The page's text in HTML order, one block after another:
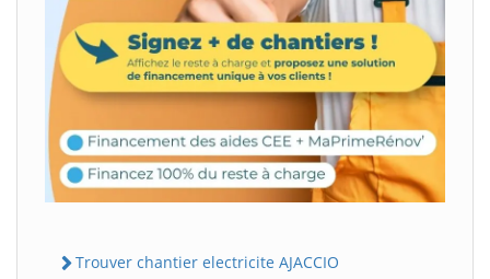
Trouver chantier electricite AJACCIO